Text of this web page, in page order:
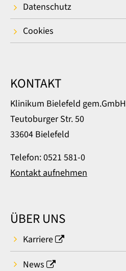
Datenschutz
Cookies
KONTAKT
Klinikum Bielefeld gem.GmbH
Teutoburger Str. 50
33604 Bielefeld
Telefon: 0521 581-0
Kontakt aufnehmen
ÜBER UNS
Karriere
News